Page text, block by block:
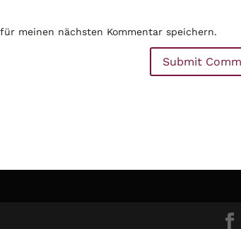
meinen nächsten Kommentar speichern.